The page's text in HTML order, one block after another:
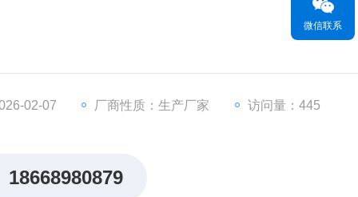
LoRa无线信号，PowerBus二总线
02-07 厂商性质：生产厂家 访问量：445
18668980879
微信联系